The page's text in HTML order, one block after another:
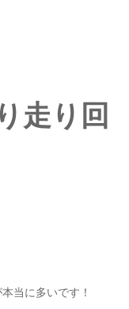
走り回
当に多いです！